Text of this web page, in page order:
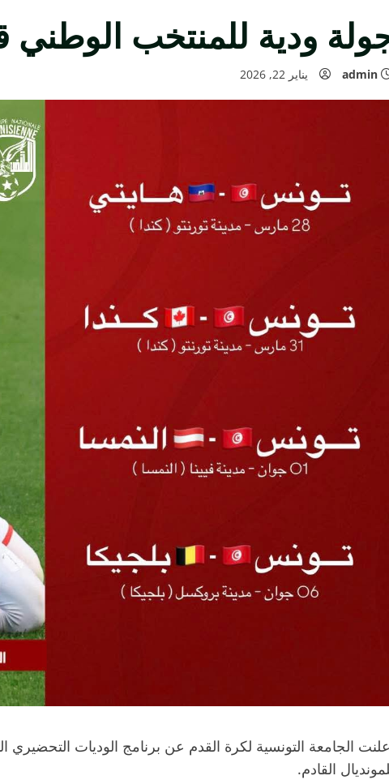
ودية للمنتخب الوطني
admin يناير 22, 2026
الجامعة التونسية لكرة القدم عن برنامج الوديات
القادم.